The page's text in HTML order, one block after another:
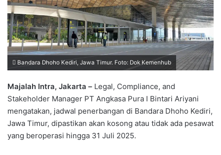
Bandara Dhoho Kediri, Jawa Timur. Foto: Dok Kemenhub
Majalah Intra, Jakarta – Legal, Compliance, and
Stakeholder Manager PT Angkasa Pura I Bintari Ariyani
mengatakan, jadwal penerbangan di Bandara Dhoho Kediri,
Jawa Timur, dipastikan akan kosong atau tidak ada pesawat
yang beroperasi hingga 31 Juli 2025.